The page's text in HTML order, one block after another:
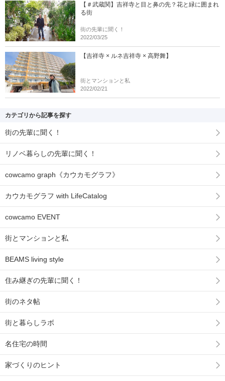
【＃武蔵関】吉祥寺と目と鼻の先？花と緑に囲まれ
る街
街の先輩に聞く！
2022/03/25
【吉祥寺 × ルネ吉祥寺 × 高野舞】
街とマンションと私
2022/02/21
カテゴリから記事を探す
街の先輩に聞く！
リノベ暮らしの先輩に聞く！
cowcamo graph《カウカモグラフ》
カウカモグラフ with LifeCatalog
cowcamo EVENT
街とマンションと私
BEAMS living style
住み継ぎの先輩に聞く！
街のネタ帖
街と暮らしラボ
名住宅の時間
家づくりのヒント